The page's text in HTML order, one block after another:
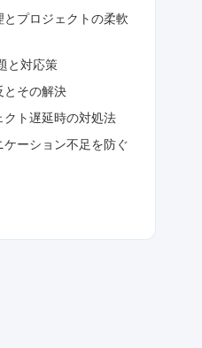
プロジェクトの柔軟
と対応策
とその解決
クト遅延時の対処法
ーション不足を防ぐ